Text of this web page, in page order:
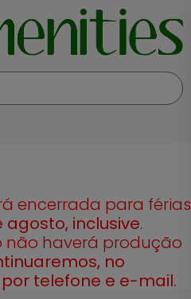
encerrada para férias
agosto, inclusive.
não haverá produção
no
telefone e e-mail.